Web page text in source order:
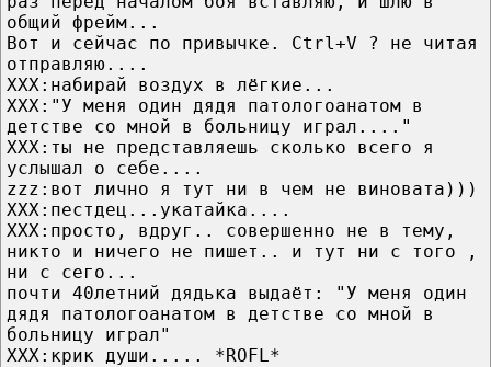
общий фрейм...
Вот и сейчас по привычке. Ctrl+V ? не читая
отправляю....
XXX:набирай воздух в лёгкие...
XXX:"У меня один дядя патологоанатом в
детстве со мной в больницу играл...."
ХХХ:ты не представляешь сколько всего я
услышал о себе....
zzz:вот лично я тут ни в чем не виновата)))
XXX:пестдец...укатайка....
XXX:просто, вдруг.. совершенно не в тему,
никто и ничего не пишет.. и тут ни с того ,
ни с сего...
почти 40летний дядька выдаёт: "У меня один
дядя патологоанатом в детстве со мной в
больницу играл"
XXX:крик души..... *ROFL*